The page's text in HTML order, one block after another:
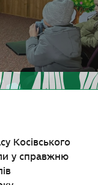
Косівського
у справжню